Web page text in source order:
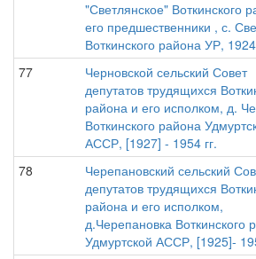
"Светлянское" Воткинского
его предшественники , с.
Воткинского района УР,
77
Черновской сельский Совет
депутатов трудящихся
района и его исполком, д.
Воткинского района
АССР, [1927] - 1954 гг.
78
Черепановский сельский
депутатов трудящихся
района и его исполком,
д.Черепановка Воткинского
Удмуртской АССР, [1925]-